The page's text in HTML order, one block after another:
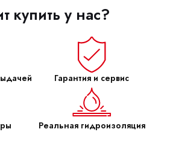
купить у нас?
Гарантия и сервис
Реальная гидроизоляция